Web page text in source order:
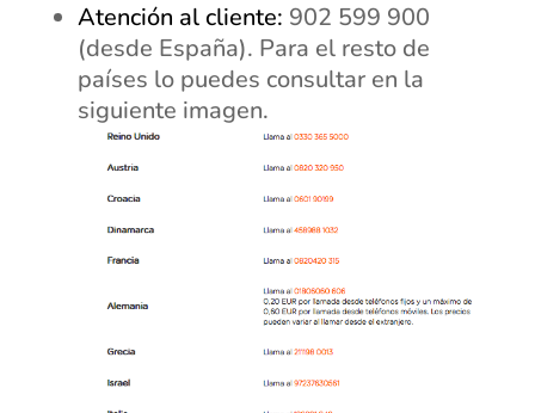
Atención al cliente: 902 599 900
(desde España). Para el resto de
países lo puedes consultar en la
siguiente imagen.